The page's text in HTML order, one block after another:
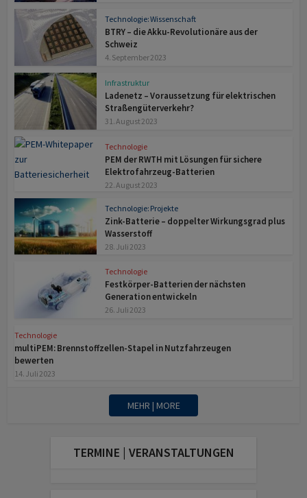
Technologie: Wissenschaft
BTRY – die Akku-Revolutionäre aus der
Schweiz
4. September 2023
Infrastruktur
Ladenetz – Voraussetzung für elektrischen
Straßengüterverkehr?
31. August 2023
Technologie
PEM der RWTH mit Lösungen für sichere
Elektrofahrzeug-Batterien
22. August 2023
Technologie: Projekte
Zink-Batterie – doppelter Wirkungs­grad plus
Wasserstoff
28. Juli 2023
Technologie
Festkörper-Batterien der nächsten
Generation entwickeln
26. Juli 2023
Technologie
multiPEM: Brennstoff­zellen-Stapel in Nutz­fahr­zeugen
bewerten
14. Juli 2023
MEHR | MORE
TERMINE | VERANSTALTUNGEN